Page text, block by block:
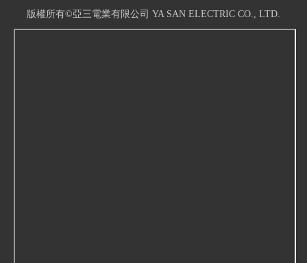
版權所有©亞三電業有限公司 YA SAN ELECTRIC CO., LTD.